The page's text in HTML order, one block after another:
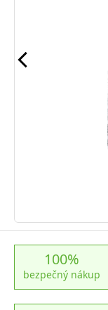
100%
bezpečný nákup